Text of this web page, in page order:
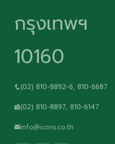
กรุงเทพฯ
10160
(02) 810-8892-6, 810-6687
(02) 810-8897, 810-6147
info@icons.co.th